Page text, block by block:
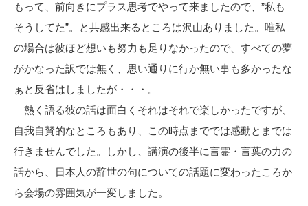
もって、前向きにプラス思考でやって来ましたので、”私も
そうしてた”。と共感出来るところは沢山ありました。唯私
の場合は彼ほど想いも努力も足りなかったので、すべての夢
がかなった訳では無く、思い通りに行か無い事も多かったな
ぁと反省はしましたが・・・。
熱く語る彼の話は面白くそれはそれで楽しかったですが、
自我自賛的なところもあり、この時点まででは感動とまでは
行きませんでした。しかし、講演の後半に言霊・言葉の力の
話から、日本人の辞世の句についての話題に変わったころか
ら会場の雰囲気が一変しました。